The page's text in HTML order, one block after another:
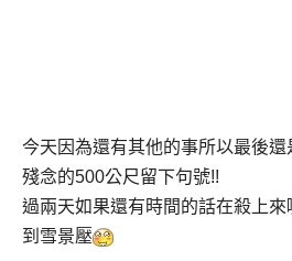
今天因為還有其他的事所以最後
殘念的500公尺留下句號!!
過兩天如果還有時間的話在殺上
到雪景壓